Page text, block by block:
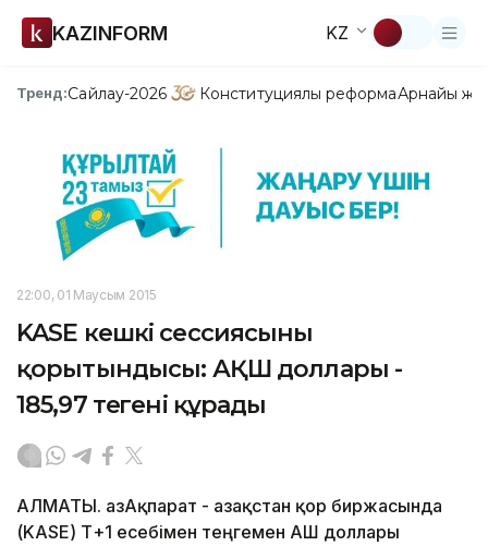
KAZINFORM KZ
Тренд:Сайлау-2026 Конституциялық реформаАрнайы
22:00, 01 Маусым 2015
KASE кешкі сессиясының
қорытындысы: АҚШ доллары -
185,97 теңгені құрады
АЛМАТЫ. ҚазАқпарат - Қазақстан қор биржасында
(KASE) Т+1 есебімен теңгемен АҚШ доллары